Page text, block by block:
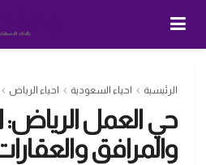
الرئيسية احياء السعودية احياء الرياض
حي العمل الرياض:
والمرافق